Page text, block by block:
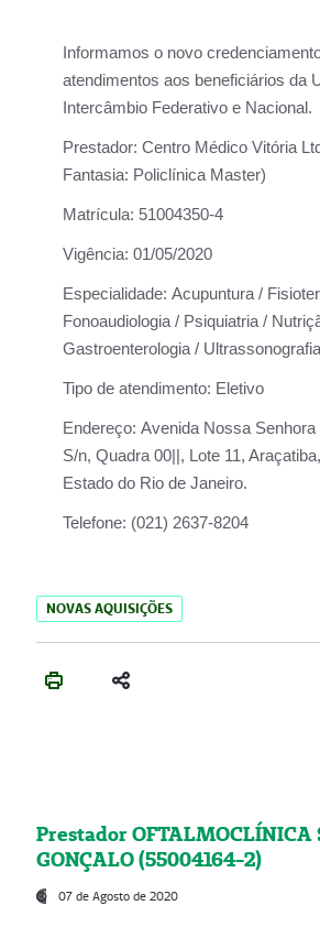
Informamos o novo
atendimentos aos beneficiários da
Intercâmbio Federativo e Nacional.
Prestador: Centro Médico Vitória
Fantasia: Policlínica Master)
Matrícula: 51004350-4
Vigência: 01/05/2020
Especialidade: Acupuntura /
Fonoaudiologia / Psiquiatria /
Gastroenterologia /
Tipo de atendimento: Eletivo
Endereço: Avenida Nossa Senhora
S/n, Quadra 00||, Lote 11,
Estado do Rio de Janeiro.
Telefone: (021) 2637-8204
NOVAS AQUISIÇÕES
Prestador OFTALMOCLÍNICA
GONÇALO (55004164-2)
07 de Agosto de 2020